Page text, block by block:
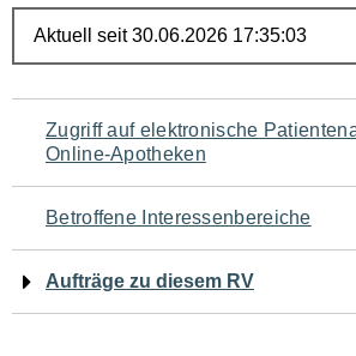
Navigation
für
den
Seiteninhalt
Zugriff auf elektronische
Online-Apotheken
Betroffene Interessenbereiche
Aufträge zu diesem RV